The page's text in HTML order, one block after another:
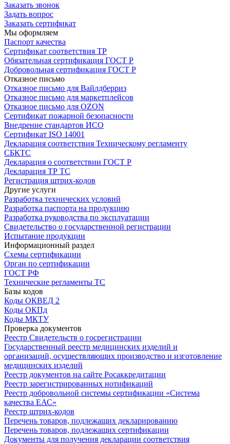
Заказать звонок
Задать вопрос
Заказать сертификат
Мы оформляем
Паспорт качества
Сертификат соответствия ТР
Обязательная сертификация ГОСТ Р
Добровольная сертификация ГОСТ Р
Отказное письмо
Отказное письмо для Вайлдберриз
Отказное письмо для маркетплейсов
Отказное письмо для OZON
Сертификат пожарной безопасности
Внедрение стандартов ИСО
Сертификат ISO 14001
Декларация соответствия Техническому регламенту
СБКТС
Декларация о соответствии ГОСТ Р
Декларация ТР ТС
Регистрация штрих-кодов
Другие услуги
Разработка технических условий
Разработка паспорта на продукцию
Разработка руководства по эксплуатации
Свидетельство о государственной регистрации
Испытание продукции
Информационный раздел
Схемы сертификации
Орган по сертификации
ГОСТ РФ
Технические регламенты ТС
Базы кодов
Коды ОКВЕД 2
Коды ОКПд
Коды МКТУ
Проверка документов
Реестр Свидетельств о госрегистрации
Государственный реестр медицинских изделий и
организаций, осуществляющих производство и изготовление
медицинских изделий
Реестр документов на сайте Росаккредитации
Реестр зарегистрированных нотификаций
Реестр добровольной системы сертификации «Система
качества ЕАС»
Реестр штрих-кодов
Перечень товаров, подлежащих декларированию
Перечень товаров, подлежащих сертификации
Документы для получения декларации соответствия